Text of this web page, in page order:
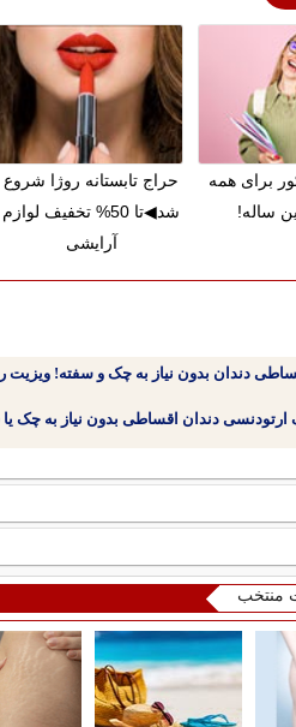
برای همه
ساله!
حراج تابستانه روژا شروع
شد◀تا 50% تخفیف لوازم
آرایشی
دندان بدون نیاز به چک و سفته!
منتخب